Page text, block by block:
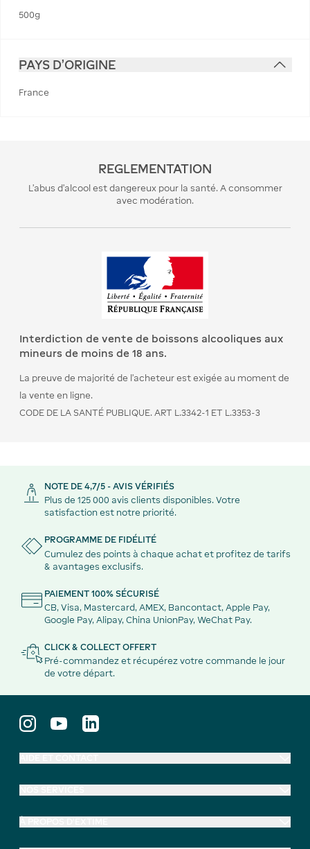
500g
PAYS D'ORIGINE
France
REGLEMENTATION
L’abus d’alcool est dangereux pour la santé. A consommer
avec modération.
Interdiction de vente de boissons alcooliques aux
mineurs de moins de 18 ans.
La preuve de majorité de l’acheteur est exigée au moment de
la vente en ligne.
CODE DE LA SANTÉ PUBLIQUE. ART L.3342-1 ET L.3353-3
NOTE DE 4,7/5 - AVIS VÉRIFIÉS
Plus de 125 000 avis clients disponibles. Votre
satisfaction est notre priorité.
PROGRAMME DE FIDÉLITÉ
Cumulez des points à chaque achat et profitez de tarifs
& avantages exclusifs.
PAIEMENT 100% SÉCURISÉ
CB, Visa, Mastercard, AMEX, Bancontact, Apple Pay,
Google Pay, Alipay, China UnionPay, WeChat Pay.
CLICK & COLLECT OFFERT
Pré-commandez et récupérez votre commande le jour
de votre départ.